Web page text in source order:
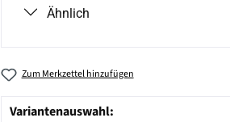
Ähnlich
Zum Merkzettel hinzufügen
Variantenauswahl: